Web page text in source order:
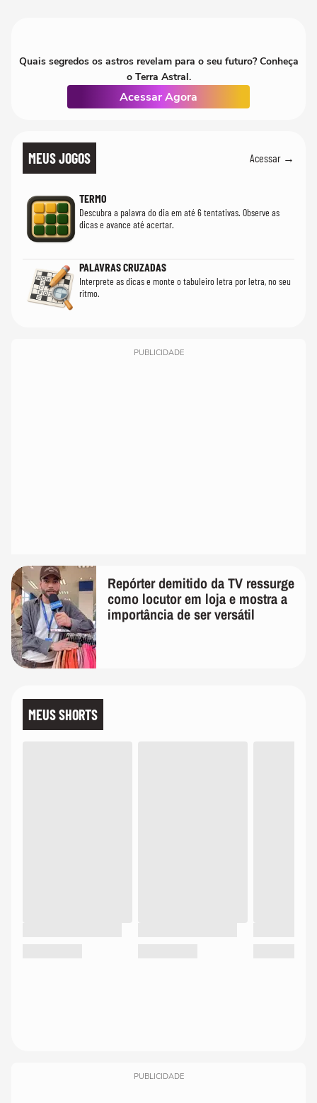
Quais segredos os astros revelam para o seu futuro? Conheça
o Terra Astral.
Acessar Agora
MEUS JOGOS Acessar →
TERMO
Descubra a palavra do dia em até 6 tentativas. Observe as
dicas e avance até acertar.
PALAVRAS CRUZADAS
Interprete as dicas e monte o tabuleiro letra por letra, no seu
ritmo.
PUBLICIDADE
Repórter demitido da TV ressurge
como locutor em loja e mostra a
importância de ser versátil
MEUS SHORTS
PUBLICIDADE